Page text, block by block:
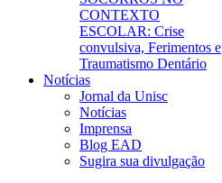
CONTEXTO
ESCOLAR: Crise
convulsiva, Ferimentos e
Traumatismo Dentário
Notícias
Jornal da Unisc
Notícias
Imprensa
Blog EAD
Sugira sua divulgação